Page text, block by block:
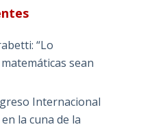
“Lo
sean
Internacional
la cuna de la